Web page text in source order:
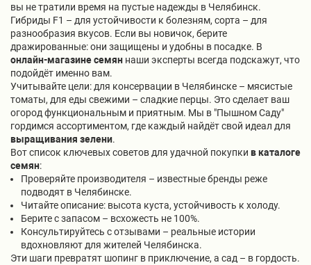
вы не тратили время на пустые надежды в Челябинск.
Гибриды F1 – для устойчивости к болезням, сорта – для
разнообразия вкусов. Если вы новичок, берите
дражированные: они защищены и удобны в посадке. В
онлайн-магазине семян наши эксперты всегда подскажут, что
подойдёт именно вам.
Учитывайте цели: для консервации в Челябинске – мясистые
томаты, для еды свежими – сладкие перцы. Это сделает ваш
огород функциональным и приятным. Мы в "Пышном Саду"
гордимся ассортиментом, где каждый найдёт свой идеал для
выращивания зелени.
Вот список ключевых советов для удачной покупки в каталоге
семян:
Проверяйте производителя – известные бренды реже
подводят в Челябинске.
Читайте описание: высота куста, устойчивость к холоду.
Берите с запасом – всхожесть не 100%.
Консультируйтесь с отзывами – реальные истории
вдохновляют для жителей Челябинска.
Эти шаги превратят шопинг в приключение, а сад – в гордость.